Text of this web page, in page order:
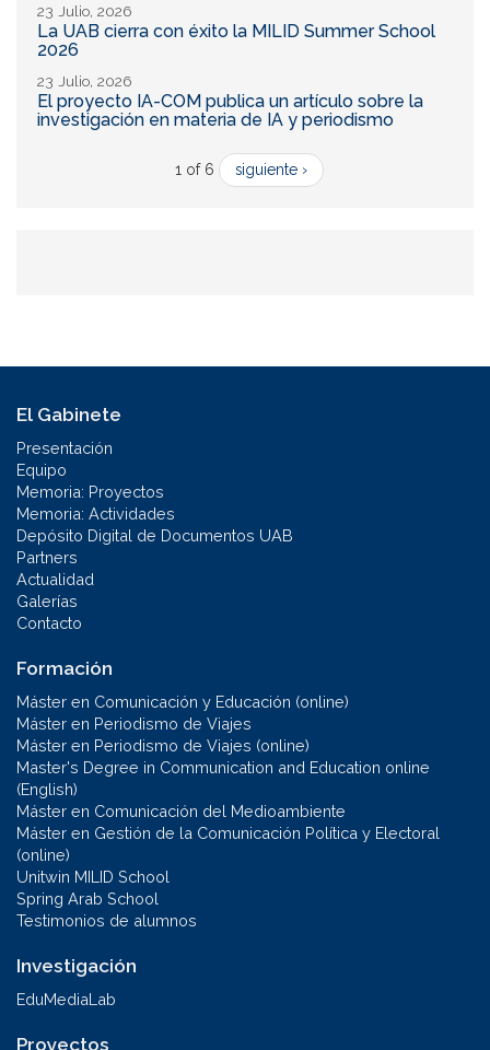
23 Julio, 2026
La UAB cierra con éxito la MILID Summer School
2026
23 Julio, 2026
El proyecto IA-COM publica un artículo sobre la
investigación en materia de IA y periodismo
1 of 6 siguiente ›
El Gabinete
Presentación
Equipo
Memoria: Proyectos
Memoria: Actividades
Depósito Digital de Documentos UAB
Partners
Actualidad
Galerías
Contacto
Formación
Máster en Comunicación y Educación (online)
Máster en Periodismo de Viajes
Máster en Periodismo de Viajes (online)
Master's Degree in Communication and Education online
(English)
Máster en Comunicación del Medioambiente
Máster en Gestión de la Comunicación Política y Electoral
(online)
Unitwin MILID School
Spring Arab School
Testimonios de alumnos
Investigación
EduMediaLab
Proyectos